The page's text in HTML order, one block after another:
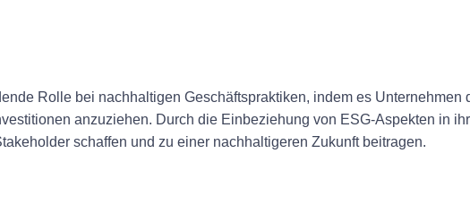
Rolle bei nachhaltigen Geschäftspraktiken, indem es Unternehmen
anzuziehen. Durch die Einbeziehung von ESG-Aspekten in
schaffen und zu einer nachhaltigeren Zukunft beitragen.